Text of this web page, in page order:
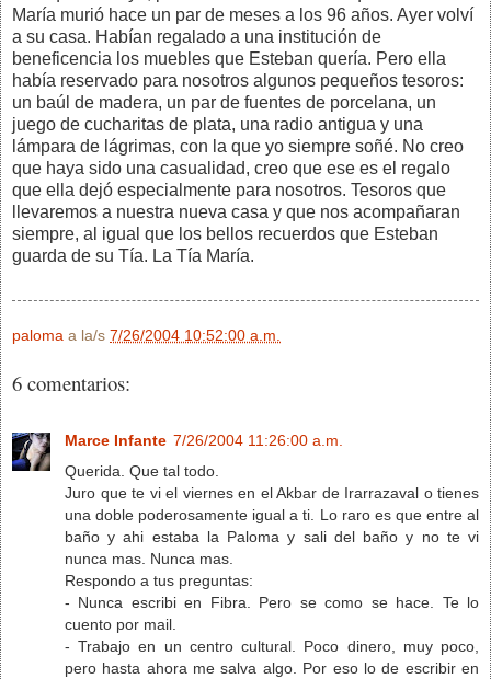
María murió hace un par de meses a los 96 años. Ayer volví
a su casa. Habían regalado a una institución de
beneficencia los muebles que Esteban quería. Pero ella
había reservado para nosotros algunos pequeños tesoros:
un baúl de madera, un par de fuentes de porcelana, un
juego de cucharitas de plata, una radio antigua y una
lámpara de lágrimas, con la que yo siempre soñé. No creo
que haya sido una casualidad, creo que ese es el regalo
que ella dejó especialmente para nosotros. Tesoros que
llevaremos a nuestra nueva casa y que nos acompañaran
siempre, al igual que los bellos recuerdos que Esteban
guarda de su Tía. La Tía María.
paloma a la/s 7/26/2004 10:52:00 a.m.
6 comentarios:
Marce Infante 7/26/2004 11:26:00 a.m.
Querida. Que tal todo.
Juro que te vi el viernes en el Akbar de Irarrazaval o tienes
una doble poderosamente igual a ti. Lo raro es que entre al
baño y ahi estaba la Paloma y sali del baño y no te vi
nunca mas. Nunca mas.
Respondo a tus preguntas:
- Nunca escribi en Fibra. Pero se como se hace. Te lo
cuento por mail.
- Trabajo en un centro cultural. Poco dinero, muy poco,
pero hasta ahora me salva algo. Por eso lo de escribir en